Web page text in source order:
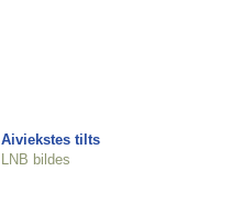
Aiviekstes tilts
LNB bildes